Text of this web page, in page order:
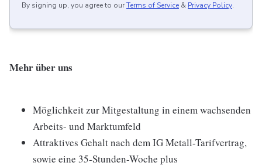
By signing up, you agree to ourTerms of Service & Privacy Policy.
Mehr über uns
Möglichkeit zur Mitgestaltung in einem wachsenden
Arbeits- und Marktumfeld
Attraktives Gehalt nach dem IG Metall-Tarifvertrag,
sowie eine 35-Stunden-Woche plus